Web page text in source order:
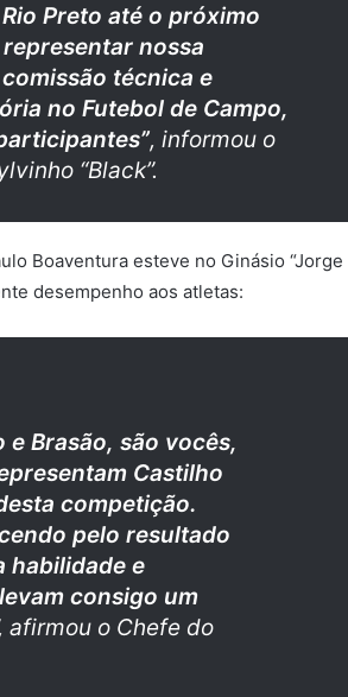
Preto até o próximo
nossa
técnica e
no Futebol de Campo,
”, informou o
“Black”.
Boaventura esteve no Ginásio “Jorge
desempenho aos atletas:
Brasão, são vocês,
Castilho
competição.
pelo resultado
habilidade e
consigo um
afirmou o Chefe do